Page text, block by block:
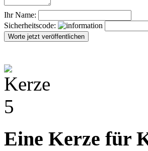
Ihr Name:
Sicherheitscode:
Eine Kerze für